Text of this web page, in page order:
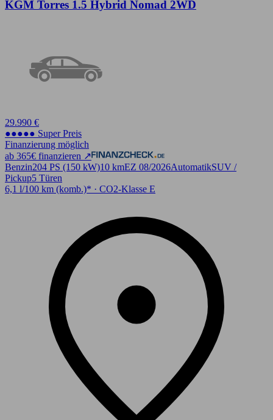
KGM Torres 1.5 Hybrid Nomad 2WD
29.990 €
●●●●● Super Preis
Finanzierung möglich
ab 365€ finanzieren ↗
Benzin204 PS (150 kW)10 kmEZ 08/2026AutomatikSUV /
Pickup5 Türen
6,1 l/100 km (komb.)* · CO2-Klasse E